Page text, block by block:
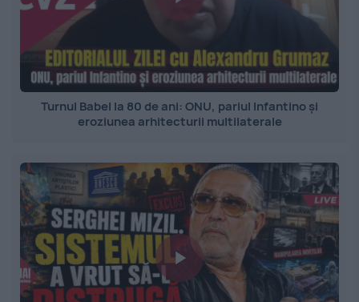
Turnul Babel la 80 de ani: ONU, pariul Infantino și
eroziunea arhitecturii multilaterale